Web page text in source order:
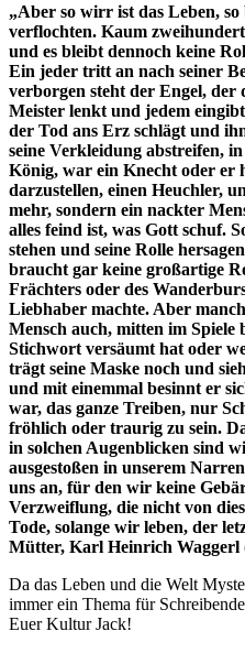
„Aber so wirr ist das Leben,
verflochten. Kaum
und es bleibt dennoch keine
Ein jeder tritt an nach seiner
verborgen steht der Engel, der
Meister lenkt und jedem
der Tod ans Erz schlägt und
seine Verkleidung abstreifen,
König, war ein Knecht oder er
darzustellen, einen Heuchler,
mehr, sondern ein nackter
alles feind ist, was Gott schuf.
stehen und seine Rolle
braucht gar keine großartige
Frächters oder des
Liebhaber machte. Aber
Mensch auch, mitten im Spiele
Stichwort versäumt hat oder
trägt seine Maske noch und
und mit einemmal besinnt er
war, das ganze Treiben, nur
fröhlich oder traurig zu sein.
in solchen Augenblicken sind
ausgestoßen in unserem
uns an, für den wir keine
Verzweiflung, die nicht von
Tode, solange wir leben, der
Mütter, Karl Heinrich Waggerl
Da das Leben und die Welt
immer ein Thema für
Euer Kultur Jack!